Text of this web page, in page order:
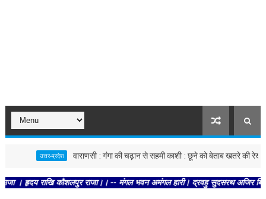
उत्तर-प्रदेश वाराणसी : गंगा की चढ़ान से सहमी काशी : छूने को बेताब खतरे की रेखा
राखि कौशलपुर राजा।। -- मंगल भवन अमंगल हारी। द्रवहु सुदसरथ अजिर बिहारी